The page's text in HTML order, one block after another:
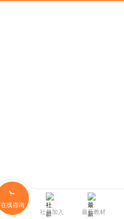
在线咨询
社群加入
最新教材